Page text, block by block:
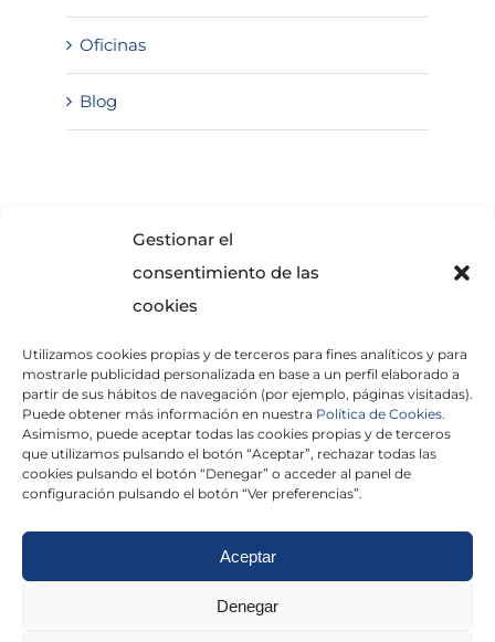
Gestionar el
consentimiento de las
cookies
Utilizamos cookies propias y de terceros para fines analíticos y para
mostrarle publicidad personalizada en base a un perfil elaborado a
partir de sus hábitos de navegación (por ejemplo, páginas visitadas).
Puede obtener más información en nuestra Política de Cookies.
Asimismo, puede aceptar todas las cookies propias y de terceros
que utilizamos pulsando el botón “Aceptar”, rechazar todas las
cookies pulsando el botón “Denegar” o acceder al panel de
configuración pulsando el botón “Ver preferencias”.
Aceptar
Denegar
Oficinas
Blog
He leído y acepto laPolítica de Privacidad
Politica de cookies|Aviso Legal